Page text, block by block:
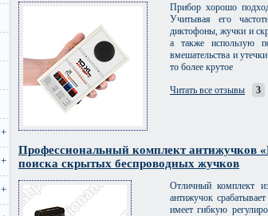
Прибор хорошо
Учитывая его
диктофоны, жучки и
а также использую
вмешательства и
то более крутое
Читать все отзывы 3
Профессиональный комплект антижучков
поиска скрытых беспроводных жучков
Отличный комплект
антижучок
имеет гибкую